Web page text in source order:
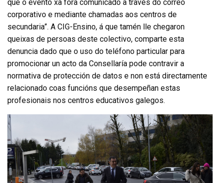
que o evento xa fora comunicado a través do correo
corporativo e mediante chamadas aos centros de
secundaria”. A CIG-Ensino, á que tamén lle chegaron
queixas de persoas deste colectivo, comparte esta
denuncia dado que o uso do teléfono particular para
promocionar un acto da Consellaría pode contravir a
normativa de protección de datos e non está directamente
relacionado coas funcións que desempeñan estas
profesionais nos centros educativos galegos.